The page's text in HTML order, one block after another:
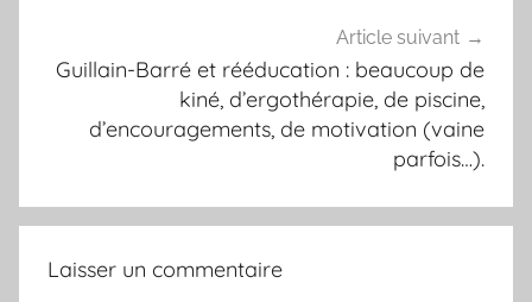
Article suivant
Guillain-Barré et rééducation : beaucoup de
kiné, d’ergothérapie, de piscine,
d’encouragements, de motivation (vaine
parfois…).
Laisser un commentaire